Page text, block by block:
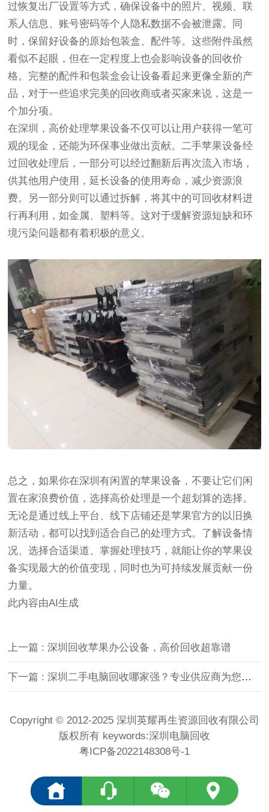
过恢复出厂设置等方式，确保设备中的照片、视频、联
系人信息、账号密码等个人隐私数据不会被泄露。同
时，保留好设备的原始包装盒、配件等。这些附件虽然
看似不起眼，但在一定程度上也会影响设备的回收价
格。完整的配件和包装盒会让设备看起来更像全新的产
品，对于一些追求完美的回收商或者买家来说，这是一
个加分项。
在深圳，高价处理苹果设备不仅可以让用户获得一笔可
观的现金，还能为环保事业做出贡献。二手苹果设备经
过回收处理后，一部分可以经过翻新后再次流入市场，
供其他用户使用，延长设备的使用寿命，减少资源浪
费。另一部分则可以通过拆解，将其中的可回收材料进
行再利用，如金属、塑料等。这对于缓解资源短缺和环
境污染问题都有着积极的意义。
总之，如果你在深圳有闲置的苹果设备，不要让它们闲
置在家浪费价值，选择高价处理是一个超划算的选择。
无论是通过线上平台、线下店铺还是苹果官方的以旧换
新活动，都可以找到适合自己的处理方式。了解设备情
况、选择合适渠道、掌握处理技巧，就能让你的苹果设
备实现最大的价值变现，同时也为可持续发展贡献一份
力量。
此内容由AI生成
上一篇 : 深圳回收苹果办公设备，高价回收超靠谱
下一篇 : 深圳二手电脑回收哪家强？专业供应商为您揭晓
Copyright © 2012-2025 深圳英耀再生资源回收有限公司
版权所有 keywords:深圳电脑回收
粤ICP备2022148308号-1
<